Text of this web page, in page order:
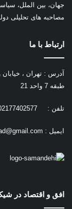
جهان، بین الملل،
مصاحبه های تحلیلی
ارتباط با ما
طبقه 7 واحد 21
تلفن : 02177402577
ایمیل :
افق و اقتصاد در